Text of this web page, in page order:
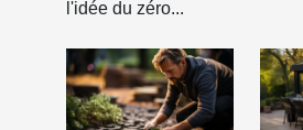
l'idée du zéro...